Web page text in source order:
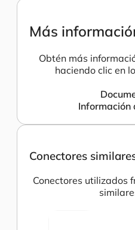
Más
Obtén más
haciendo clic en
Información
Conectores
Conectores utilizados